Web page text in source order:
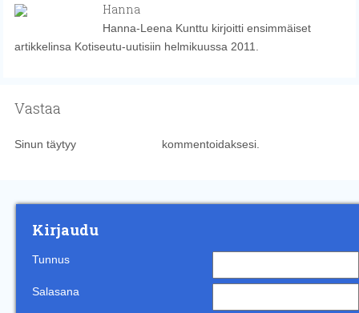
Hanna
Hanna-Leena Kunttu kirjoitti ensimmäiset
artikkelinsa Kotiseutu-uutisiin helmikuussa 2011.
Vastaa
Sinun täytyy kommentoidaksesi.
Kirjaudu
Tunnus
Salasana